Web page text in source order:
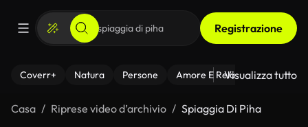
Registrazione
Coverr+ Natura Persone Amore E Relazioni Il
Visualizza tutto
Casa Riprese video d’archivio Spiaggia Di Piha